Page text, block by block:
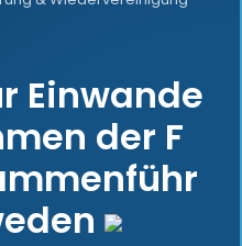
Einwande
der F